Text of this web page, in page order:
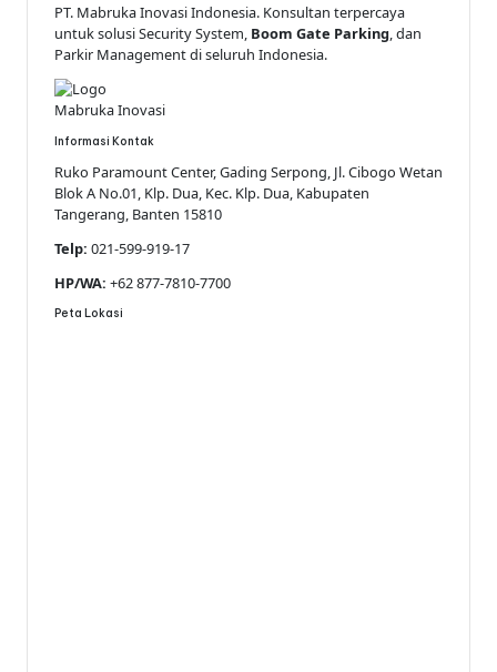
PT. Mabruka Inovasi Indonesia. Konsultan terpercaya
untuk solusi Security System, Boom Gate Parking, dan
Parkir Management di seluruh Indonesia.
Informasi Kontak
Ruko Paramount Center, Gading Serpong, Jl. Cibogo Wetan
Blok A No.01, Klp. Dua, Kec. Klp. Dua, Kabupaten
Tangerang, Banten 15810
Telp: 021-599-919-17
HP/WA: +62 877-7810-7700
Peta Lokasi